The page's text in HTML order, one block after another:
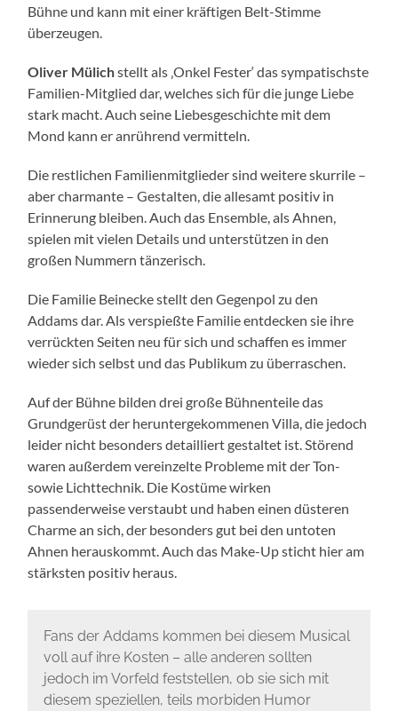
Bühne und kann mit einer kräftigen Belt-Stimme
überzeugen.
Oliver Mülichstellt als ‚Onkel Fester‘ das sympatischste
Familien-Mitglied dar, welches sich für die junge Liebe
stark macht. Auch seine Liebesgeschichte mit dem
Mond kann er anrührend vermitteln.
Die restlichen Familienmitglieder sind weitere skurrile –
aber charmante – Gestalten, die allesamt positiv in
Erinnerung bleiben. Auch das Ensemble, als Ahnen,
spielen mit vielen Details und unterstützen in den
großen Nummern tänzerisch.
Die Familie Beinecke stellt den Gegenpol zu den
Addams dar. Als verspießte Familie entdecken sie ihre
verrückten Seiten neu für sich und schaffen es immer
wieder sich selbst und das Publikum zu überraschen.
Auf der Bühne bilden drei große Bühnenteile das
Grundgerüst der heruntergekommenen Villa, die jedoch
leider nicht besonders detailliert gestaltet ist. Störend
waren außerdem vereinzelte Probleme mit der Ton-
sowie Lichttechnik. Die Kostüme wirken
passenderweise verstaubt und haben einen düsteren
Charme an sich, der besonders gut bei den untoten
Ahnen herauskommt. Auch das Make-Up sticht hier am
stärksten positiv heraus.
Fans der Addams kommen bei diesem Musical
voll auf ihre Kosten – alle anderen sollten
jedoch im Vorfeld feststellen, ob sie sich mit
diesem speziellen, teils morbiden Humor